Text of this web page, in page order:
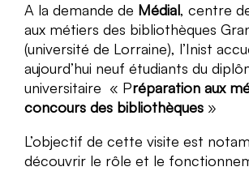
A la demande de Médial, centre
aux métiers des bibliothèques
(université de Lorraine), l’Inist
aujourd’hui neuf étudiants du
universitaire « Préparation aux
concours des bibliothèques »
L’objectif de cette visite est
découvrir le rôle et le